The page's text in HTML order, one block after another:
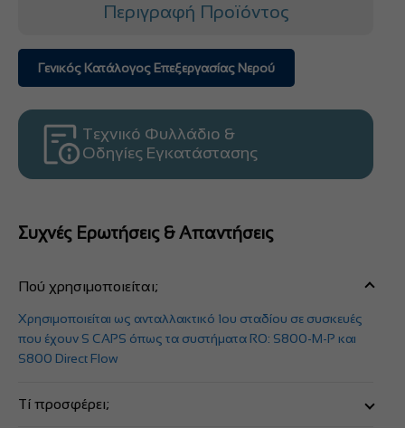
Περιγραφή Προϊόντος
Γενικός Κατάλογος Επεξεργασίας Νερού
Τεχνικό Φυλλάδιο &
Οδηγίες Εγκατάστασης
Συχνές Ερωτήσεις & Απαντήσεις
Πού χρησιμοποιείται;
Χρησιμοποιείται ως ανταλλακτικό 1ου σταδίου σε συσκευές
που έχουν S CAPS όπως τα συστήματα RO: S800-M-P και
S800 Direct Flow
Τί προσφέρει;